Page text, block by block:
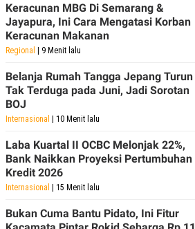
Keracunan MBG Di Semarang &
Jayapura, Ini Cara Mengatasi Korban
Keracunan Makanan
Regional | 9 Menit lalu
Belanja Rumah Tangga Jepang Turun
Tak Terduga pada Juni, Jadi Sorotan
BOJ
Internasional | 10 Menit lalu
Laba Kuartal II OCBC Melonjak 22%,
Bank Naikkan Proyeksi Pertumbuhan
Kredit 2026
Internasional | 15 Menit lalu
Bukan Cuma Bantu Pidato, Ini Fitur